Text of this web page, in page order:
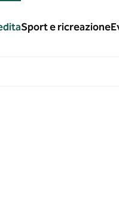
Sport e ricreazione